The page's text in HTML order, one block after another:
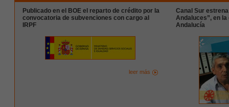
Publicado en el BOE el reparto de crédito por la
convocatoria de subvenciones con cargo al
IRPF
leer más
Canal Sur
Andaluces”, en la
Andalucía